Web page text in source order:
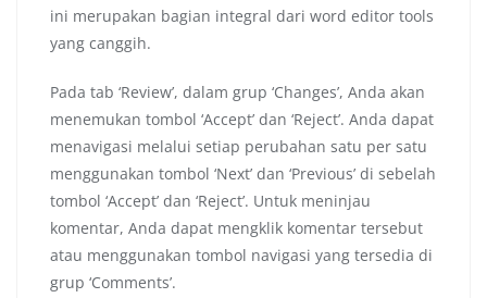
ini merupakan bagian integral dari word editor tools
yang canggih.
Pada tab ‘Review’, dalam grup ‘Changes’, Anda akan
menemukan tombol ‘Accept’ dan ‘Reject’. Anda dapat
menavigasi melalui setiap perubahan satu per satu
menggunakan tombol ‘Next’ dan ‘Previous’ di sebelah
tombol ‘Accept’ dan ‘Reject’. Untuk meninjau
komentar, Anda dapat mengklik komentar tersebut
atau menggunakan tombol navigasi yang tersedia di
grup ‘Comments’.